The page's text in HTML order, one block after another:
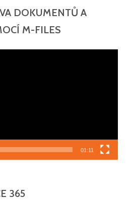
DOKUMENTŮ A
M-FILES
01:11
365